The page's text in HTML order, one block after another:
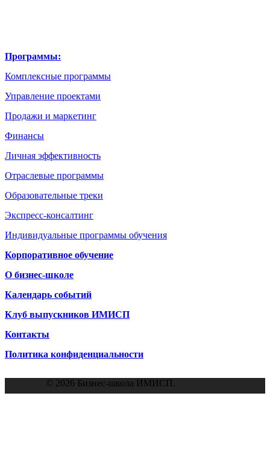
Программы:
Комплексные программы
Управление проектами
Продажи и маркетинг
Финансы
Личная эффективность
Отраслевые программы
Образовательные треки
Экспресс-консалтинг
Индивидуальные программы обучения
Корпоративное обучение
О бизнес-школе
Календарь событий
Клуб выпускников ИМИСП
Контакты
Политика конфиденциальности
© 2026 Бизнес-школа ИМИСП.